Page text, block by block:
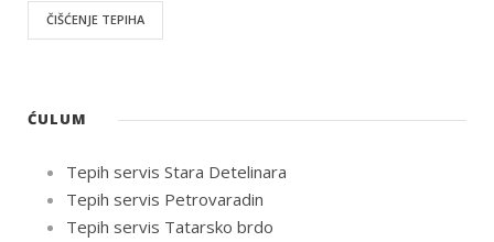
ČIŠĆENJE TEPIHA
ĆULUM
Tepih servis Stara Detelinara
Tepih servis Petrovaradin
Tepih servis Tatarsko brdo